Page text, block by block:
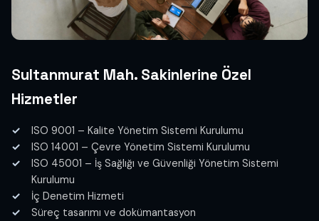
Sultanmurat Mah. Sakinlerine Özel
Hizmetler
ISO 9001 – Kalite Yönetim Sistemi Kurulumu
ISO 14001 – Çevre Yönetim Sistemi Kurulumu
ISO 45001 – İş Sağlığı ve Güvenliği Yönetim Sistemi
Kurulumu
İç Denetim Hizmeti
Süreç tasarımı ve dokümantasyon